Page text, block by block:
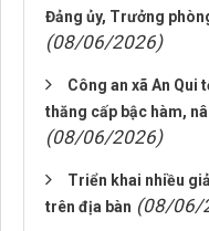
Đảng ủy, Trưởng
(08/06/2026)
Công an xã An Qui
thăng cấp bậc hàm,
(08/06/2026)
Triển khai nhiều
trên địa bàn (08/06/